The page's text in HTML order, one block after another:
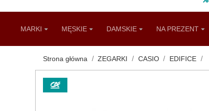
MARKI MĘSKIE DAMSKIE NA PREZENT
Strona główna ZEGARKI CASIO EDIFICE